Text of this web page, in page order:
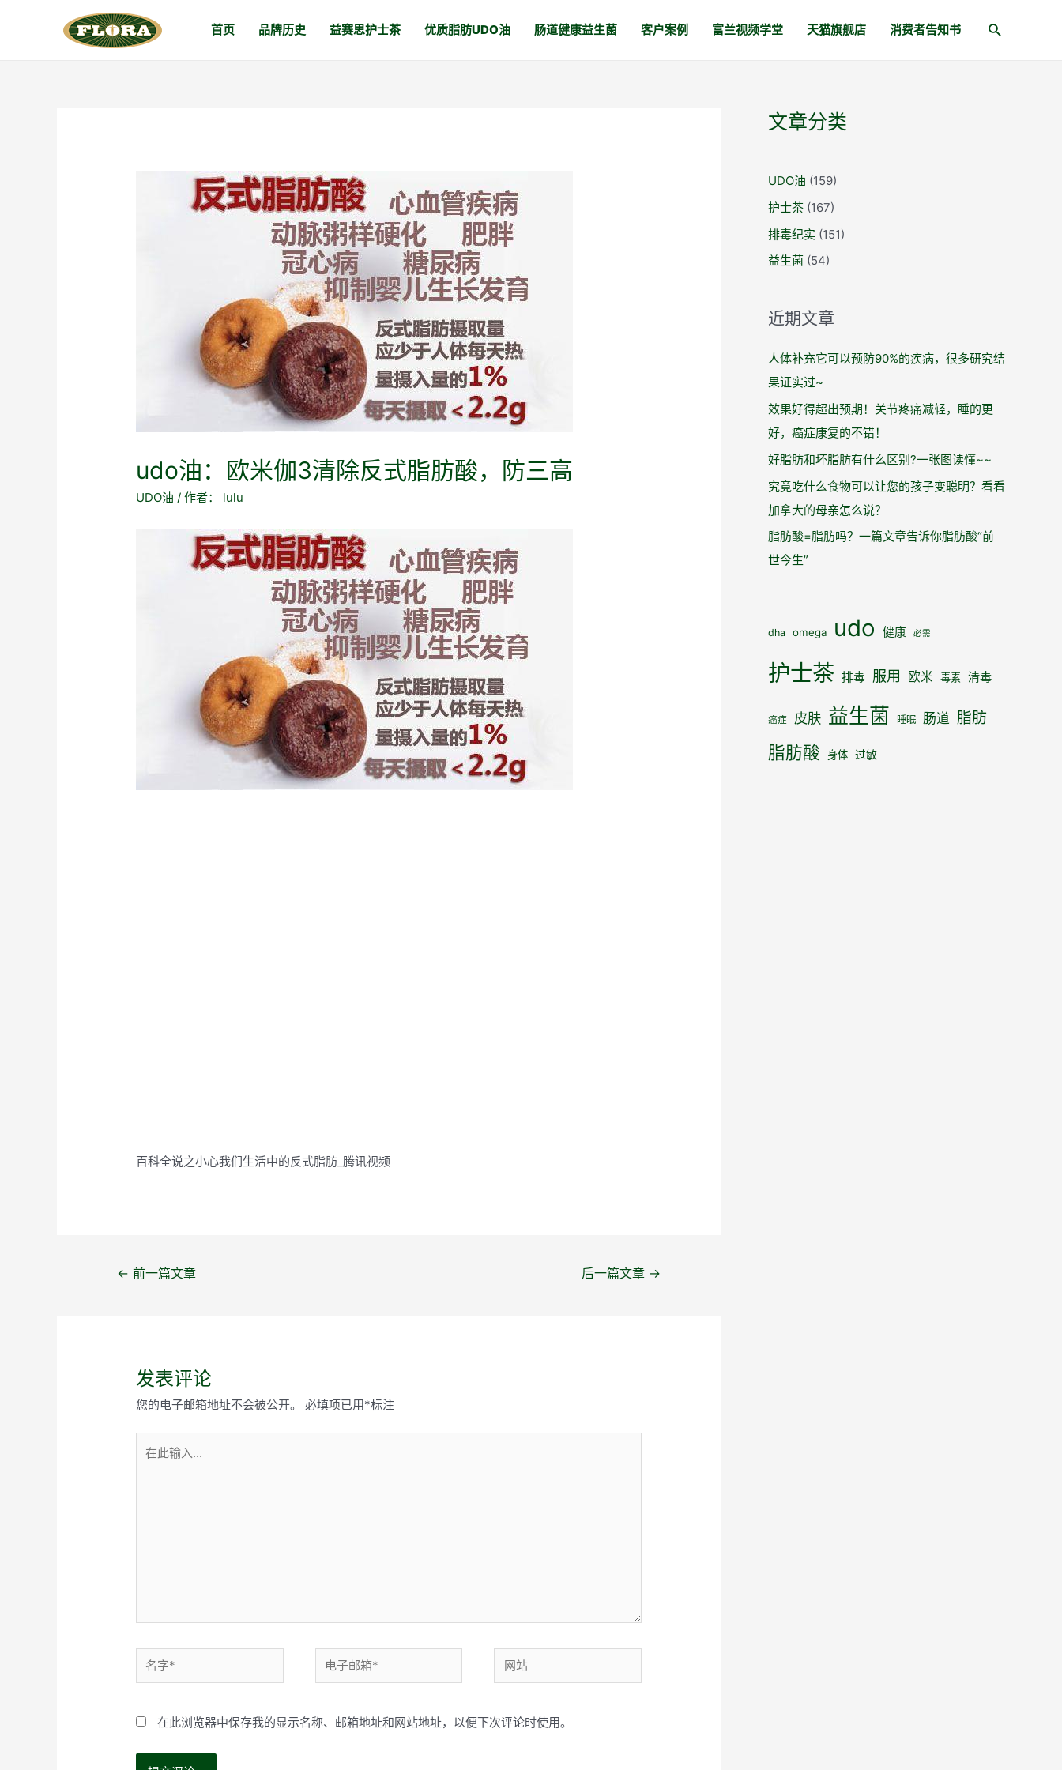
首页 品牌历史 益赛思护士茶 优质脂肪UDO油 肠道健康益生菌 客户案例 富兰视频学堂 天猫旗舰店 消费者告知书
udo油：欧米伽3清除反式脂肪酸，防三高
UDO油 / 作者： lulu
百科全说之小心我们生活中的反式脂肪_腾讯视频
← 前一篇文章 后一篇文章 →
发表评论
您的电子邮箱地址不会被公开。 必填项已用*标注
字
子
箱
网
站
在此浏览器中保存我的显示名称、邮箱地址和网站地址，以便下次评论时使用。
文章分类
UDO油 (159)
护士茶 (167)
排毒纪实 (151)
益生菌 (54)
近期文章
人体补充它可以预防90%的疾病，很多研究结
果证实过~
效果好得超出预期！关节疼痛减轻，睡的更
好，癌症康复的不错！
好脂肪和坏脂肪有什么区别?一张图读懂~~
究竟吃什么食物可以让您的孩子变聪明？看看
加拿大的母亲怎么说？
脂肪酸=脂肪吗？一篇文章告诉你脂肪酸“前
世今生”
dha omega udo 健康 必需
护士茶 排毒 服用 欧米 毒素 清毒
癌症 皮肤 益生菌 睡眠 肠道 脂肪
脂肪酸 身体 过敏